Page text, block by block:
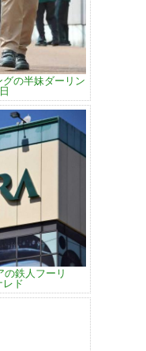
グの半妹ダーリン
の鉄人フーリ
レド